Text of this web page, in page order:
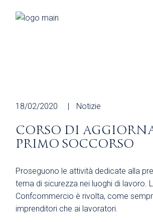
18/02/2020 Notizie
CORSO DI
PRIMO SOCCORSO
Proseguono le attività dedicate alla
tema di sicurezza nei luoghi di lavoro.
Confcommercio è rivolta, come
imprenditori che ai lavoratori.